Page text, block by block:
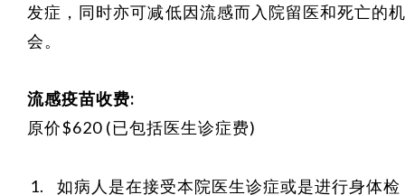
发症，同时亦可减低因流感而入院留医和死亡的
会。
流感疫苗收费:
原价$620 (已包括医生诊症费)
如病人是在接受本院医生诊症或是进行身体检